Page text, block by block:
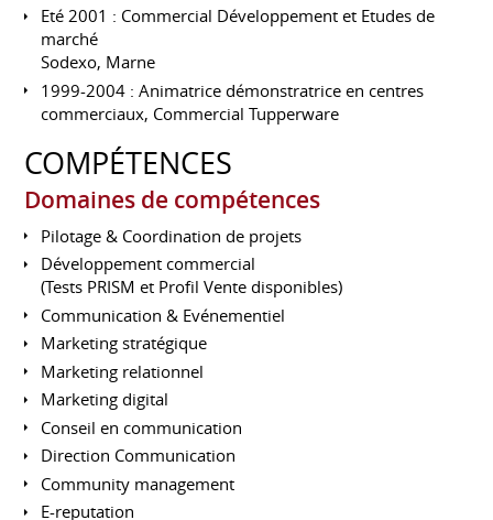
Eté 2001 : Commercial Développement et Etudes de
marché
Sodexo, Marne
1999-2004 : Animatrice démonstratrice en centres
commerciaux, Commercial Tupperware
COMPÉTENCES
Domaines de compétences
Pilotage & Coordination de projets
Développement commercial
(Tests PRISM et Profil Vente disponibles)
Communication & Evénementiel
Marketing stratégique
Marketing relationnel
Marketing digital
Conseil en communication
Direction Communication
Community management
E-reputation